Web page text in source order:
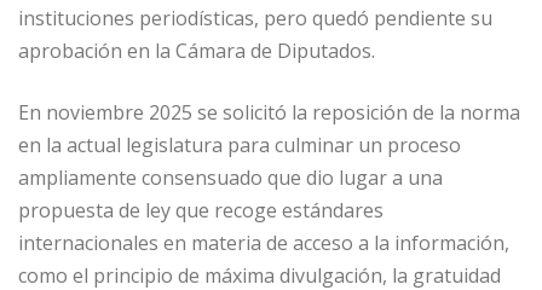
instituciones periodísticas, pero quedó pendiente su
aprobación en la Cámara de Diputados.
En noviembre 2025 se solicitó la reposición de la norma
en la actual legislatura para culminar un proceso
ampliamente consensuado que dio lugar a una
propuesta de ley que recoge estándares
internacionales en materia de acceso a la información,
como el principio de máxima divulgación, la gratuidad